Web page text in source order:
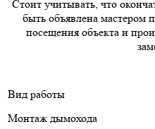
Стоит учитывать, что
быть объявлена мастером
посещения объекта и
Вид работы
Монтаж дымохода